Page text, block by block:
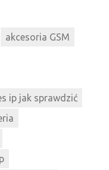
akcesoria GSM
ip jak sprawdzić